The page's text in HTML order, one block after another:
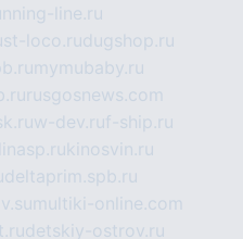
line.ru
loco.rudugshop.ru
mymubaby.ru
rusgosnews.com
w-dev.ruf-ship.ru
kinosvin.ru
deltaprim.spb.ru
multiki-online.com
detskiy-ostrov.ru